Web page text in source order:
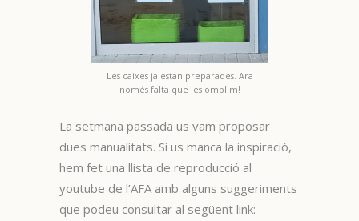
Les caixes ja estan preparades. Ara
només falta que les omplim!
La setmana passada us vam proposar
dues manualitats. Si us manca la inspiració,
hem fet una llista de reproducció al
youtube de l’AFA amb alguns suggeriments
que podeu consultar al següent link: